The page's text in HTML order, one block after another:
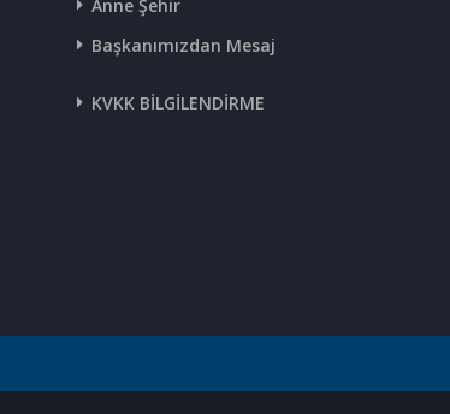
Anne Şehir
Başkanımızdan Mesaj
KVKK BİLGİLENDİRME